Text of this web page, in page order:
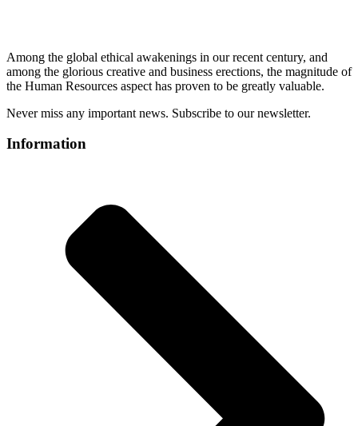
Among the global ethical awakenings in our recent century, and
among the glorious creative and business erections, the magnitude of
the Human Resources aspect has proven to be greatly valuable.
Never miss any important news. Subscribe to our newsletter.
Information